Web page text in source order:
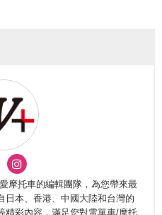
摩托車的編輯團隊，為您帶來最
日本、香港、中國大陸和台灣的
精彩內容，滿足您對電單車/摩托